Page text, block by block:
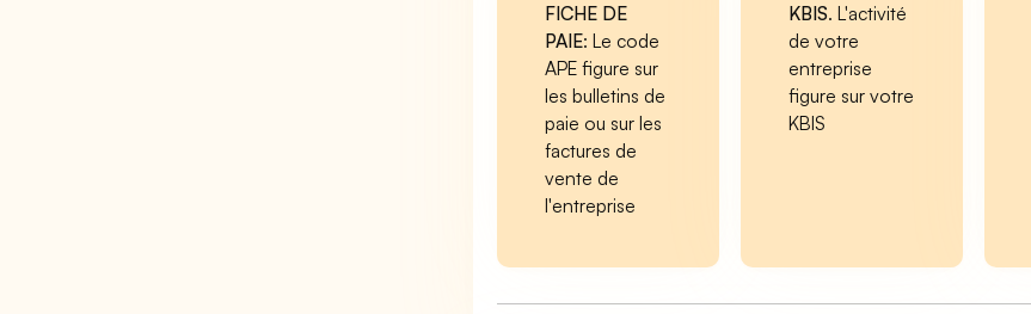
FICHE DE
PAIE: Le code
APE figure sur
les bulletins de
paie ou sur les
factures de
vente de
l'entreprise
KBIS. L'activité
de votre
entreprise
figure sur votre
KBIS